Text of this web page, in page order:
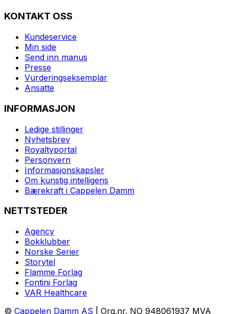
KONTAKT OSS
Kundeservice
Min side
Send inn manus
Presse
Vurderingseksemplar
Ansatte
INFORMASJON
Ledige stillinger
Nyhetsbrev
Royaltyportal
Personvern
Informasjonskapsler
Om kunstig intelligens
Bærekraft i Cappelen Damm
NETTSTEDER
Agency
Bokklubber
Norske Serier
Storytel
Flamme Forlag
Fontini Forlag
VAR Healthcare
© Cappelen Damm AS | Org.nr. NO 948061937 MVA